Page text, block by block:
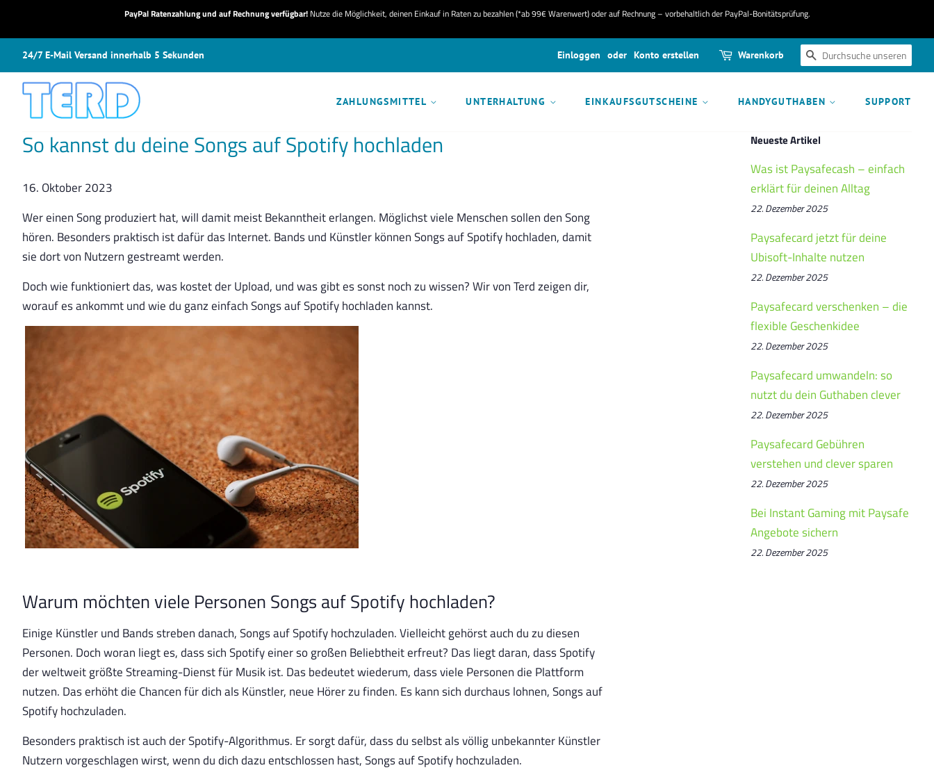
PayPal Ratenzahlung und auf Rechnung verfügbar!Nutze die Möglichkeit, deinen Einkauf in Raten zu bezahlen (*ab 99€ Warenwert) oder auf Rechnung – vorbehaltlich der PayPal-Bonitätsprüfung.
24/7 E-Mail Versand innerhalb 5 Sekunden Einloggen oder Konto erstellen Warenkorb SUCHEN
ZAHLUNGSMITTEL UNTERHALTUNG EINKAUFSGUTSCHEINE HANDYGUTHABEN SUPPORT
So kannst du deine Songs auf Spotify hochladen
16. Oktober 2023
Wer einen Song produziert hat, will damit meist Bekanntheit erlangen. Möglichst viele Menschen sollen den Song
hören. Besonders praktisch ist dafür das Internet. Bands und Künstler können Songs auf Spotify hochladen, damit
sie dort von Nutzern gestreamt werden.
Doch wie funktioniert das, was kostet der Upload, und was gibt es sonst noch zu wissen? Wir von Terd zeigen dir,
worauf es ankommt und wie du ganz einfach Songs auf Spotify hochladen kannst.
Warum möchten viele Personen Songs auf Spotify hochladen?
Einige Künstler und Bands streben danach, Songs auf Spotify hochzuladen. Vielleicht gehörst auch du zu diesen
Personen. Doch woran liegt es, dass sich Spotify einer so großen Beliebtheit erfreut? Das liegt daran, dass Spotify
der weltweit größte Streaming-Dienst für Musik ist. Das bedeutet wiederum, dass viele Personen die Plattform
nutzen. Das erhöht die Chancen für dich als Künstler, neue Hörer zu finden. Es kann sich durchaus lohnen, Songs auf
Spotify hochzuladen.
Besonders praktisch ist auch der Spotify-Algorithmus. Er sorgt dafür, dass du selbst als völlig unbekannter Künstler
Nutzern vorgeschlagen wirst, wenn du dich dazu entschlossen hast, Songs auf Spotify hochzuladen.
Neueste Artikel
Was ist Paysafecash – einfach
erklärt für deinen Alltag
22. Dezember 2025
Paysafecard jetzt für deine
Ubisoft-Inhalte nutzen
22. Dezember 2025
Paysafecard verschenken – die
flexible Geschenkidee
22. Dezember 2025
Paysafecard umwandeln: so
nutzt du dein Guthaben clever
22. Dezember 2025
Paysafecard Gebühren
verstehen und clever sparen
22. Dezember 2025
Bei Instant Gaming mit Paysafe
Angebote sichern
22. Dezember 2025